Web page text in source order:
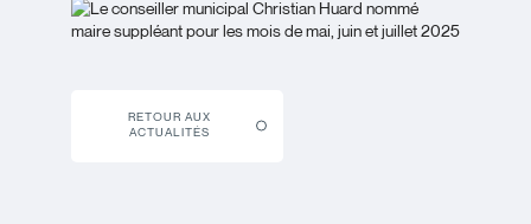
RETOUR AUX
ACTUALITÉS